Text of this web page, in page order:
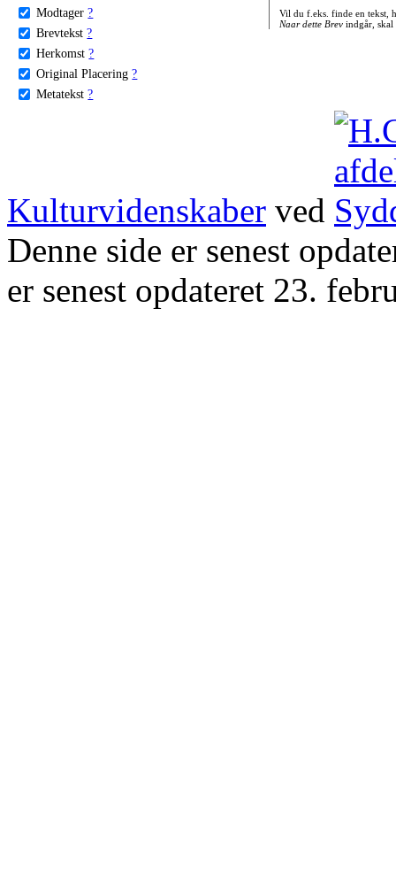
Modtager ?
Brevtekst ?
Herkomst ?
Original Placering ?
Metatekst ?
Vil du f.eks. finde en tekst,
Naar dette Brevindgår, skal
Kulturvidenskaber ved
Denne side er senest
er senest opdateret 23.